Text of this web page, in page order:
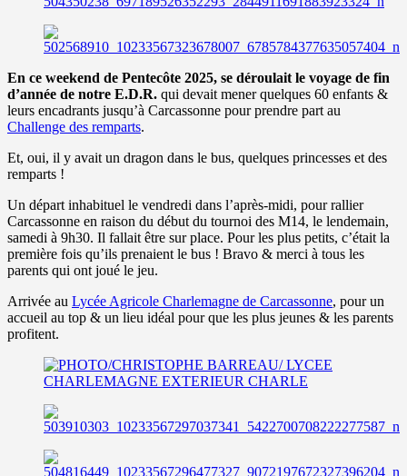
En ce weekend de Pentecôte 2025, se déroulait le voyage de fin
d’année de notre E.D.R. qui devait mener quelques 60 enfants &
leurs encadrants jusqu’à Carcassonne pour prendre part au
Challenge des remparts.
Et, oui, il y avait un dragon dans le bus, quelques princesses et des
remparts !
Un départ inhabituel le vendredi dans l’après-midi, pour rallier
Carcassonne en raison du début du tournoi des M14, le lendemain,
samedi à 9h30. Il fallait être sur place. Pour les plus petits, c’était la
première fois qu’ils prenaient le bus ! Bravo & merci à tous les
parents qui ont joué le jeu.
Arrivée au Lycée Agricole Charlemagne de Carcassonne, pour un
accueil au top & un lieu idéal pour que les plus jeunes & les parents
profitent.